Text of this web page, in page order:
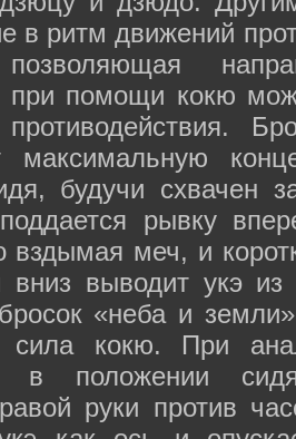
в ритм движений
при помощи кокю
максимальную
будучи схвачен
рывку
вздымая меч, и
вниз выводит укэ
«неба и
сила кокю. При
в положении
руки против